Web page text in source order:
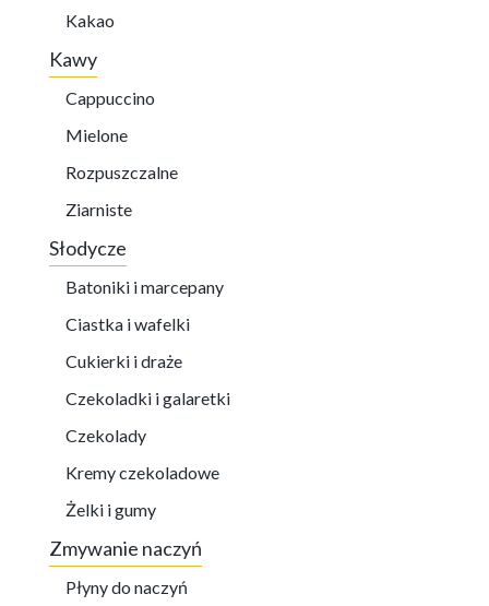
Kakao
Kawy
Cappuccino
Mielone
Rozpuszczalne
Ziarniste
Słodycze
Batoniki i marcepany
Ciastka i wafelki
Cukierki i draże
Czekoladki i galaretki
Czekolady
Kremy czekoladowe
Żelki i gumy
Zmywanie naczyń
Płyny do naczyń